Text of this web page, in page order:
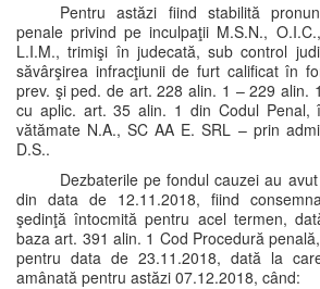
Pentru astăzi fiind stabilită
penale privind pe inculpaţii M.S.N.,
L.I.M., trimişi în judecată, sub control
săvârşirea infracţiunii de furt calificat în
prev. şi ped. de art. 228 alin. 1 – 229 alin.
cu aplic. art. 35 alin. 1 din Codul Penal,
vătămate N.A., SC AA E. SRL – prin
D.S..
Dezbaterile pe fondul cauzei au
din data de 12.11.2018, fiind
şedinţă întocmită pentru acel termen,
baza art. 391 alin. 1 Cod Procedură
pentru data de 23.11.2018, dată la
amânată pentru astăzi 07.12.2018, când: